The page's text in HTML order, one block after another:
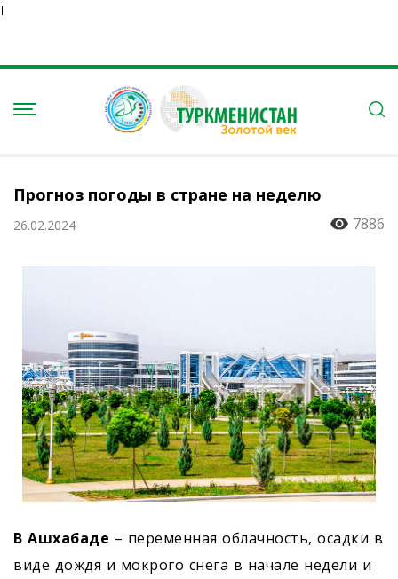
Ï
Прогноз погоды в стране на неделю
26.02.2024 7886
В Ашхабаде – переменная облачность, осадки в
виде дождя и мокрого снега в начале недели и